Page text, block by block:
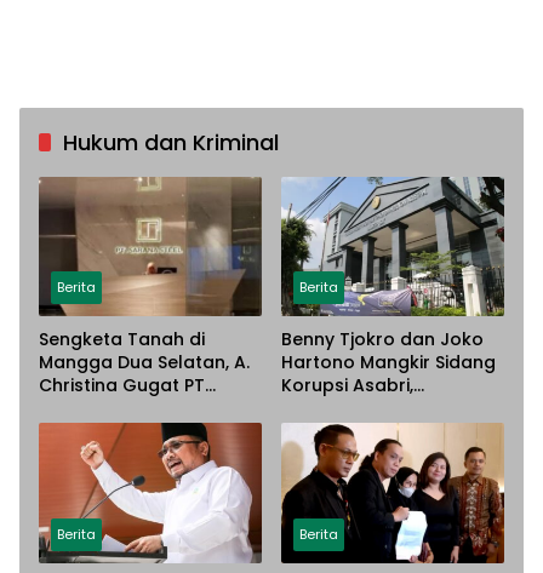
Hukum dan Kriminal
Berita
Sengketa Tanah di
Mangga Dua Selatan, A.
Christina Gugat PT
Dugaan Penyerobotan
Lahan
Berita
Benny Tjokro dan Joko
Hartono Mangkir Sidang
Korupsi Asabri,
Paksa
Berita Berita